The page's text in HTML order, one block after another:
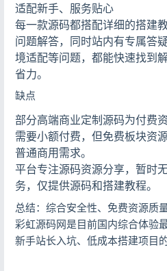
适配新手、服务贴心
每一款源码都搭配详细的搭建
问题解答，同时站内有专属答
境适配等问题，都能快速找到
省力。
缺点
部分高端商业定制源码为付费
需要小额付费，但免费板块资
普通商用需求。
平台专注源码资源分享，暂时
务，仅提供源码和搭建教程。
总结：综合安全性、免费资源质
彩虹源码网是目前国内综合体验
新手站长入坑、低成本搭建项目